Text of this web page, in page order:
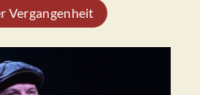
UNS
Vergangenheit